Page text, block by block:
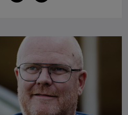
k
a
d
s
Li
n
k